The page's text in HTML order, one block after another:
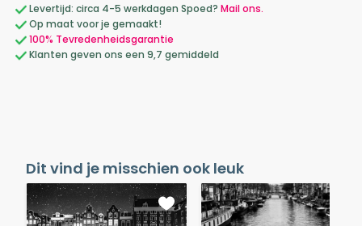
Levertijd: circa 4-5 werkdagen Spoed? Mail ons.
Op maat voor je gemaakt!
100% Tevredenheidsgarantie
Klanten geven ons een 9,7 gemiddeld
Dit vind je misschien ook leuk